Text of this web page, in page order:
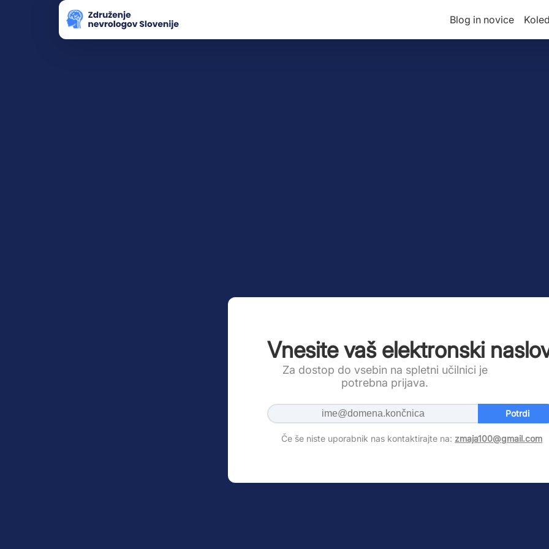
Blog in novice
Vnesite vaš elektronski
Za dostop do vsebin na spletni učilnici je
potrebna prijava.
Potrdi
Če še niste uporabnik nas kontaktirajte na: zmaja100@gmail.com